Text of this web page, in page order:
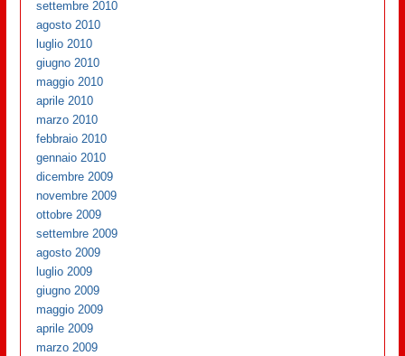
settembre 2010
agosto 2010
luglio 2010
giugno 2010
maggio 2010
aprile 2010
marzo 2010
febbraio 2010
gennaio 2010
dicembre 2009
novembre 2009
ottobre 2009
settembre 2009
agosto 2009
luglio 2009
giugno 2009
maggio 2009
aprile 2009
marzo 2009